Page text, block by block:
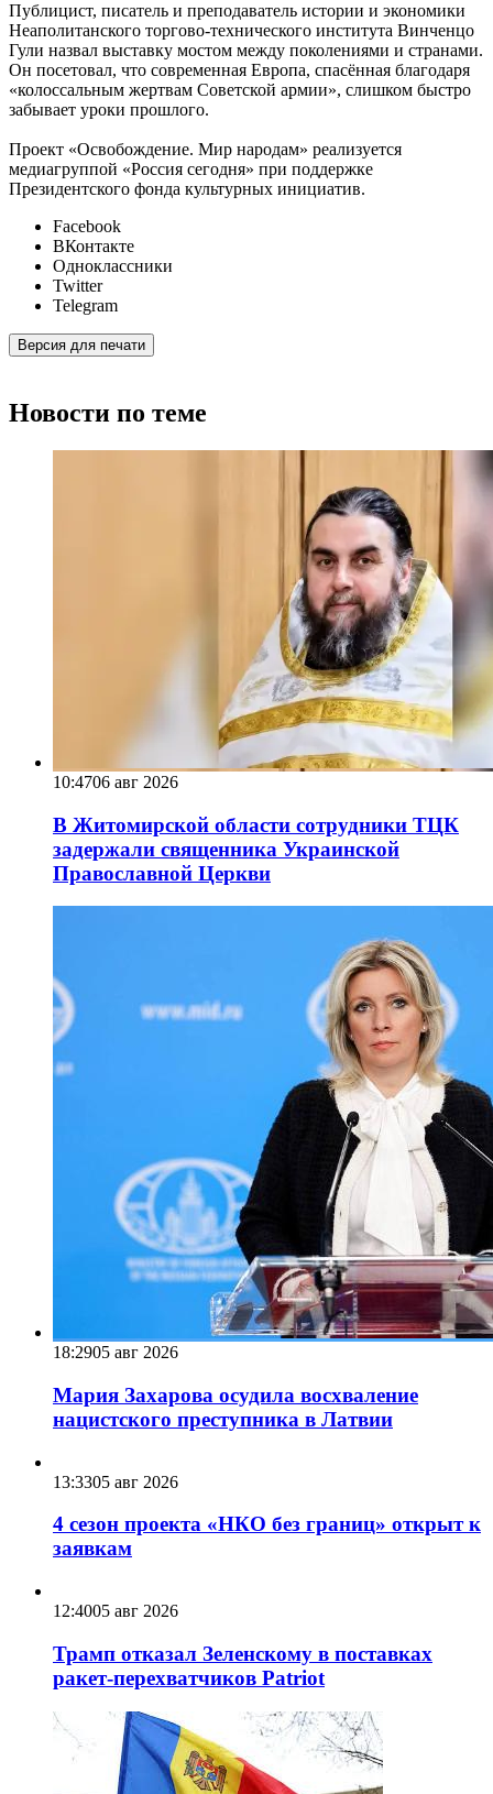
Публицист, писатель и преподаватель истории и экономики
Неаполитанского торгово-технического института Винченцо
Гули назвал выставку мостом между поколениями и странами.
Он посетовал, что современная Европа, спасённая благодаря
«колоссальным жертвам Советской армии», слишком быстро
забывает уроки прошлого.
Проект «Освобождение. Мир народам» реализуется
медиагруппой «Россия сегодня» при поддержке
Президентского фонда культурных инициатив.
Facebook
ВКонтакте
Одноклассники
Twitter
Telegram
Версия для печати
Новости по теме
10:4706 авг 2026
В Житомирской области сотрудники ТЦК
задержали священника Украинской
Православной Церкви
18:2905 авг 2026
Мария Захарова осудила восхваление
нацистского преступника в Латвии
13:3305 авг 2026
4 сезон проекта «НКО без границ» открыт к
заявкам
12:4005 авг 2026
Трамп отказал Зеленскому в поставках
ракет-перехватчиков Patriot